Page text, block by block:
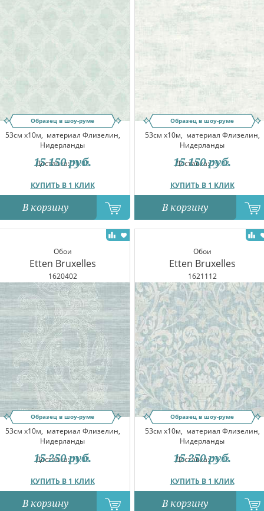
Образец в шоу-руме
53см x10м, материал Флизелин,
Нидерланды
Доставка:10.08
КУПИТЬ В 1 КЛИК
15 150 руб.
В корзину
Образец в шоу-руме
53см x10м, материал Флизелин,
Нидерланды
Доставка:10.08
КУПИТЬ В 1 КЛИК
15 150 руб.
В корзину
Обои
Etten Bruxelles
1620402
Образец в шоу-руме
53см x10м, материал Флизелин,
Нидерланды
Доставка:10.08
КУПИТЬ В 1 КЛИК
15 250 руб.
В корзину
Обои
Etten Bruxelles
1621112
Образец в шоу-руме
53см x10м, материал Флизелин,
Нидерланды
Доставка:10.08
КУПИТЬ В 1 КЛИК
15 250 руб.
В корзину